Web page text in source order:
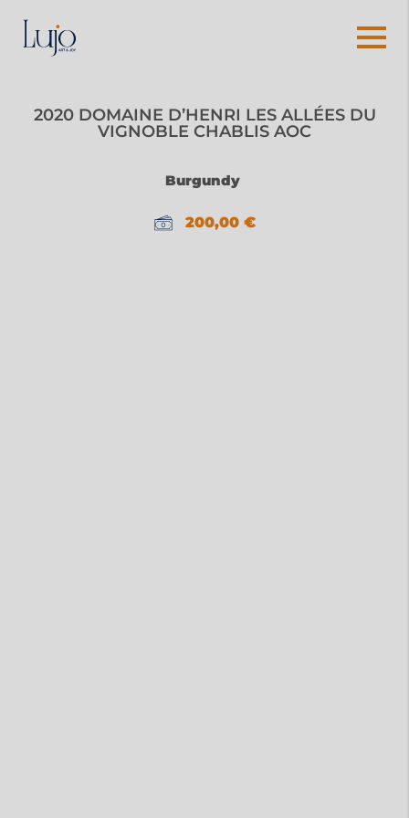
2020 DOMAINE D’HENRI LES ALLÉES DU
VIGNOBLE CHABLIS AOC
Burgundy
200,00 €